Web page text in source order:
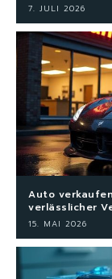
7. JULI 2026
Auto
verlässlicher
15. MAI 2026